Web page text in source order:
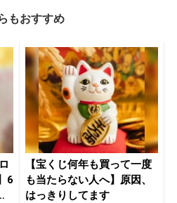
もおすすめ
6
【宝くじ何年も買って一度
も当たらない人へ】原因、
はっきりしてます